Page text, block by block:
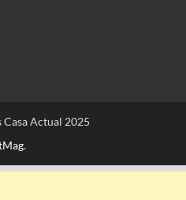
Casa Actual 2025
.